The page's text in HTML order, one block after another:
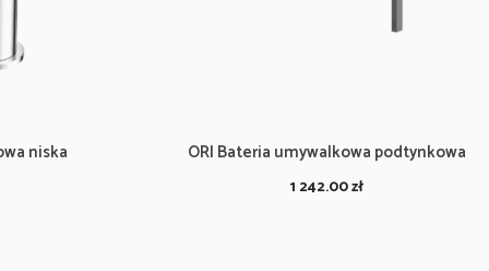
niska ORI Bateria umywalkowa podtynkowa
1 242.00zł